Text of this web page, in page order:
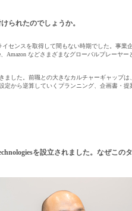
を選択）
られたのでしょうか。
センスを取得して間もない時期でした。事業
Amazon などさまざまなグローバルプレーヤ
した。前職との大きなカルチャーギャップは
から逆算していくプランニング、企画書・
を設立されました。なぜこの